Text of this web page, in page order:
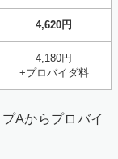
4,620円
4,180円
+プロバイダ料
Aからプロバイ